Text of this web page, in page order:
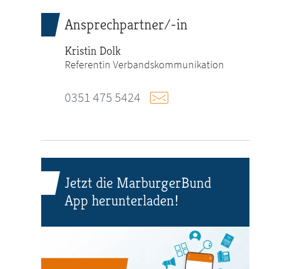
Ansprechpartner/-in
Kristin Dolk
Referentin Verbandskommunikation
0351 475 5424
Jetzt die MarburgerBund
App herunterladen!